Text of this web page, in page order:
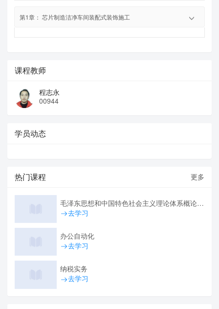
第1章： 芯片制造洁净车间装配式装饰施工
课程教师
程志永
00944
学员动态
热门课程 更多
毛泽东思想和中国特色社会主义理论体系概论（2019级社招重修）
去学习
办公自动化
去学习
纳税实务
去学习